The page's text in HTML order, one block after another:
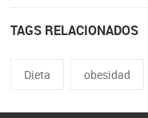
TAGS RELACIONADOS
Dieta obesidad